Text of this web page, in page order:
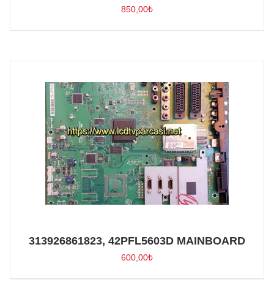
850,00₺
313926861823, 42PFL5603D MAINBOARD
600,00₺